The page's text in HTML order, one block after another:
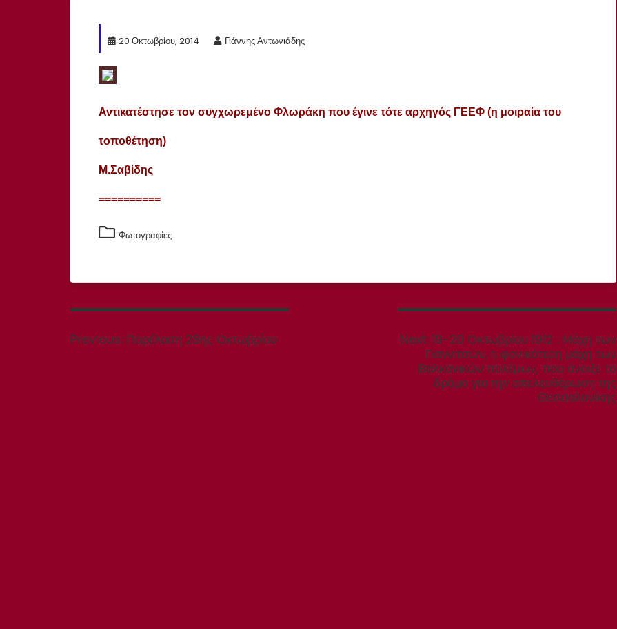
20 Οκτωβρίου, 2014 Γιάννης Αντωνιάδης
Αντικατέστησε τον συγχωρεμένο Φλωράκη που έγινε τότε αρχηγός ΓΕΕΦ (η μοιραία του
τοποθέτηση)
Μ.Σαβίδης
==========
Φωτογραφίες
Πλοήγηση
Previous: Previous
Παρέλαση 28ης Οκτωβρίου Next: Next
post:
19-20 Οκτωβρίου 1912 : Μάχη των
Γιαννιτσών, η φονικότερη μάχη των
Βαλκανικών πολέμων, που άνοιξε το
δρόμο για την απελευθέρωση της
Θεσσαλονίκης